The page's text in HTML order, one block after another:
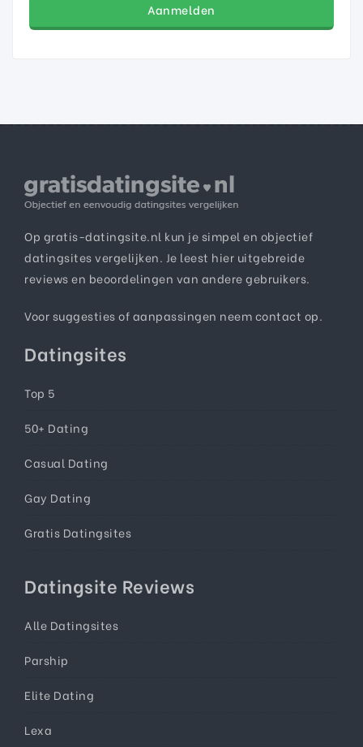
Aanmelden
Op gratis-datingsite.nl kun je simpel en objectief
datingsites vergelijken. Je leest hier uitgebreide
reviews en beoordelingen van andere gebruikers.
Voor suggesties of aanpassingen neemcontact op.
Datingsites
Top 5
50+ Dating
Casual Dating
Gay Dating
Gratis Datingsites
Datingsite Reviews
Alle Datingsites
Parship
Elite Dating
Lexa